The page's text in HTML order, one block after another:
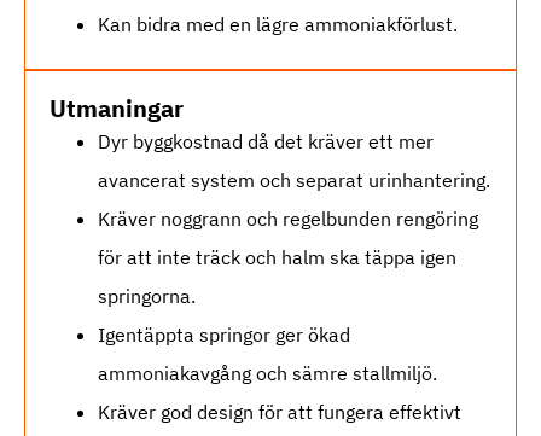
Kan bidra med en lägre ammoniakförlust.
Utmaningar
Dyr byggkostnad då det kräver ett mer
avancerat system och separat urinhantering.
Kräver noggrann och regelbunden rengöring
för att inte träck och halm ska täppa igen
springorna.
Igentäppta springor ger ökad
ammoniakavgång och sämre stallmiljö.
Kräver god design för att fungera effektivt